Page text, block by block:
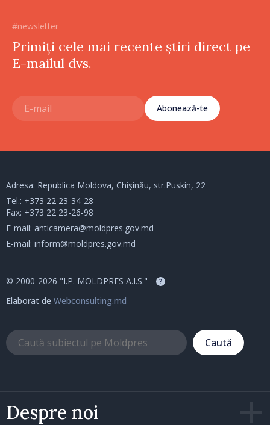
#newsletter
Primiți cele mai recente știri direct pe
E-mailul dvs.
Abonează-te
Despre noi
Adresa: Republica Moldova, Chișinău, str.Puskin, 22
Tel.: +373 22 23-34-28
Fax: +373 22 23-26-98
E-mail: anticamera@moldpres.gov.md
E-mail: inform@moldpres.gov.md
© 2000-2026 "I.P. MOLDPRES A.I.S." ?
Elaborat de Webconsulting.md
Caută